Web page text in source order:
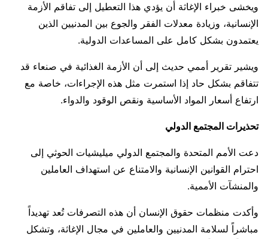
ويخشى خبراء الإغاثة أن يؤدي هذا التعطيل إلى تفاقم الأزمة
الإنسانية، وزيادة معدلات الفقر والجوع بين المدنيين الذين
يعتمدون بشكل كامل على المساعدات الدولية.
ويشير تقرير أممي حديث إلى أن الأزمة الغذائية في صنعاء قد
تتفاقم بشكل حاد إذا استمرت مثل هذه الإجراءات، خاصة مع
ارتفاع أسعار المواد الأساسية ونقص الوقود والدواء.
تحذيرات المجتمع الدولي
دعت الأمم المتحدة والمجتمع الدولي ميليشيات الحوثي إلى
احترام القوانين الإنسانية والامتناع عن استهداف العاملين
والمنشآت الأممية.
وأكدت منظمات حقوق الإنسان أن هذه التصرفات تُعد تهديداً
مباشراً لسلامة المدنيين والعاملين في مجال الإغاثة، وتشكل